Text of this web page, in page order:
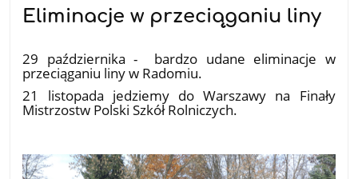
Eliminacje w przeciąganiu liny
29 października - bardzo udane eliminacje w
przeciąganiu liny w Radomiu.
21 listopada jedziemy do Warszawy na Finały
Mistrzostw Polski Szkół Rolniczych.